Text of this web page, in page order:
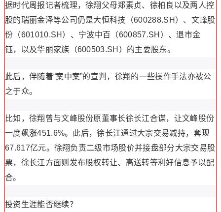
据时代周报记者梳理，徐翔父母郑素贞、徐柏良以及两人控
股的瑞丽金泽等公司仍是大恒科技（600288.SH）、文峰股
份（601010.SH）、宁波中百（600857.SH）、退市金
钰，以及华丽家族（600503.SH）的主要股东。
此后，伴随着“案中案”的宣判，徐翔的一些操作手法亦被公
之于众。
比如，徐翔曾与文峰股份原董事长徐长江合谋，让文峰股份
一度飙涨451.6%。此后，徐长江通过大宗交易减持，套现
67.617亿元。徐翔负责二级市场股价并接盘部分大宗交易股
票，徐长江方面则发布股权转让、高送转等利好信息予以配
合。
投资生涯能否继续？